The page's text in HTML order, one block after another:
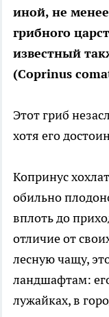
иной, не
грибного
известный
(Coprinus
Этот гриб
хотя его
Копринус
обильно
вплоть до
отличие от
лесную чащу,
ландшафтам:
лужайках, в